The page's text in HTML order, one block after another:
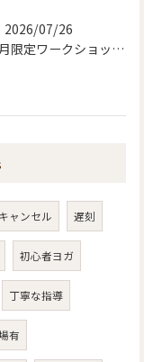
2026/07/26
8月限定ワークショップ🌿🫧
キャンセル 遅刻
初心者ヨガ
丁寧な指導
有